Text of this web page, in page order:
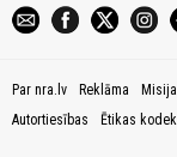
Par nra.lv Reklāma Misija
Autortiesības
Ētikas